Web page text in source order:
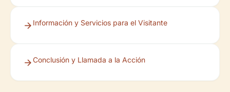
Información y Servicios para el Visitante
Conclusión y Llamada a la Acción